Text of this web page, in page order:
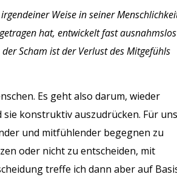
Weise in seiner
hat, entwickelt fast ausnahmslos
Scham ist der Verlust des Mitgefühls
Es geht also darum, wieder
konstruktiv auszudrücken. Für uns
und mitfühlender begegnen zu
oder nicht zu entscheiden, mit
treffe ich dann aber auf